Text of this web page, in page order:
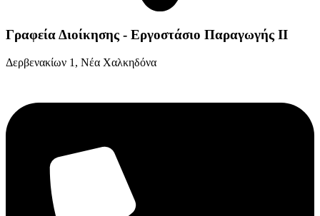
Γραφεία Διοίκησης - Εργοστάσιο Παραγωγής ΙΙ
Δερβενακίων 1, Νέα Χαλκηδόνα